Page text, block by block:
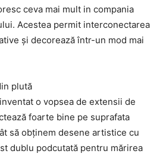
ceva mai mult in compania
Acestea permit interconectarea
și decorează într-un mod mai
plută
o vopsea de extensii de
foarte bine pe suprafata
să obținem desene artistice cu
dublu podcutată pentru mărirea